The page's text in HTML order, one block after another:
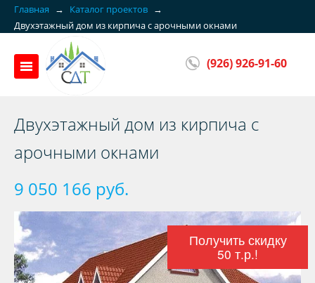
Главная → Каталог проектов →
Двухэтажный дом из кирпича с арочными окнами
(926) 926-91-60
Двухэтажный дом из кирпича с
арочными окнами
9 050 166 руб.
Получить скидку
50 т.р.!